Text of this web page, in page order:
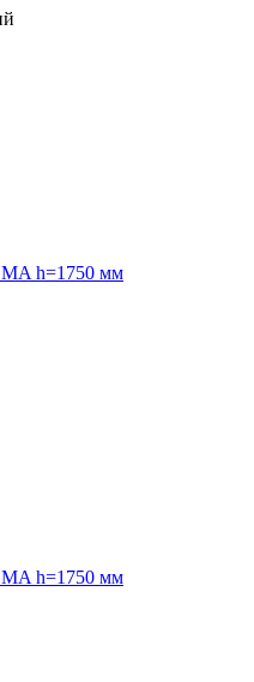
h=1750 мм
h=1750 мм